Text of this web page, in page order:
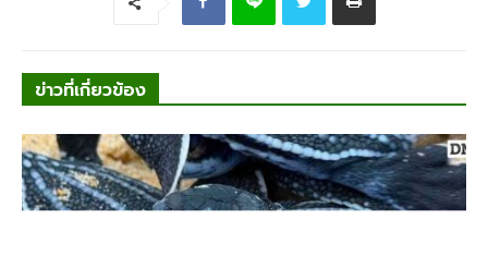
ข่าวที่เกี่ยวข้อง